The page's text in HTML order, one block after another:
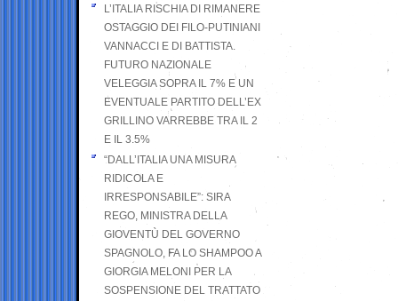
L’ITALIA RISCHIA DI RIMANERE
OSTAGGIO DEI FILO-PUTINIANI
VANNACCI E DI BATTISTA.
FUTURO NAZIONALE
VELEGGIA SOPRA IL 7% E UN
EVENTUALE PARTITO DELL’EX
GRILLINO VARREBBE TRA IL 2
E IL 3.5%
“DALL’ITALIA UNA MISURA
RIDICOLA E
IRRESPONSABILE”: SIRA
REGO, MINISTRA DELLA
GIOVENTÙ DEL GOVERNO
SPAGNOLO, FA LO SHAMPOO A
GIORGIA MELONI PER LA
SOSPENSIONE DEL TRATTATO